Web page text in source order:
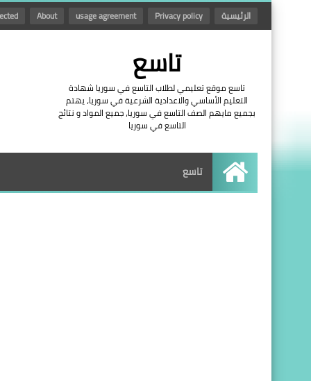
الرئيسية Privacy policy
usage agreement
About
تاسع
تاسع موقع تعليمي لطلاب التاسع في سوريا شهادة
التعليم الأساسي والاعدادية الشرعية في سوريا، يهتم
بجميع مايهم الصف التاسع في سوريا، جميع المواد و نتائج
التاسع في سوريا
الرئيسية
تاسع